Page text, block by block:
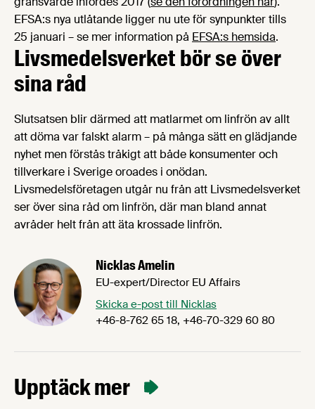
EFSA:s nya utlåtande ligger nu ute för synpunkter tills
25 januari – se mer information på EFSA:s hemsida.
Livsmedelsverket bör se över
sina råd
Slutsatsen blir därmed att matlarmet om linfrön av allt
att döma var falskt alarm – på många sätt en glädjande
nyhet men förstås tråkigt att både konsumenter och
tillverkare i Sverige oroades i onödan.
Livsmedelsföretagen utgår nu från att Livsmedelsverket
ser över sina råd om linfrön, där man bland annat
avråder helt från att äta krossade linfrön.
Nicklas Amelin
EU-expert/Director EU Affairs
Skicka e-post till Nicklas
+46-8-762 65 18, +46-70-329 60 80
Upptäck mer